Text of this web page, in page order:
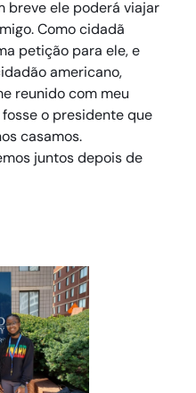
breve ele poderá viajar
Como cidadã
petição para ele, e
americano,
reunido com meu
o presidente que
casamos.
juntos depois de